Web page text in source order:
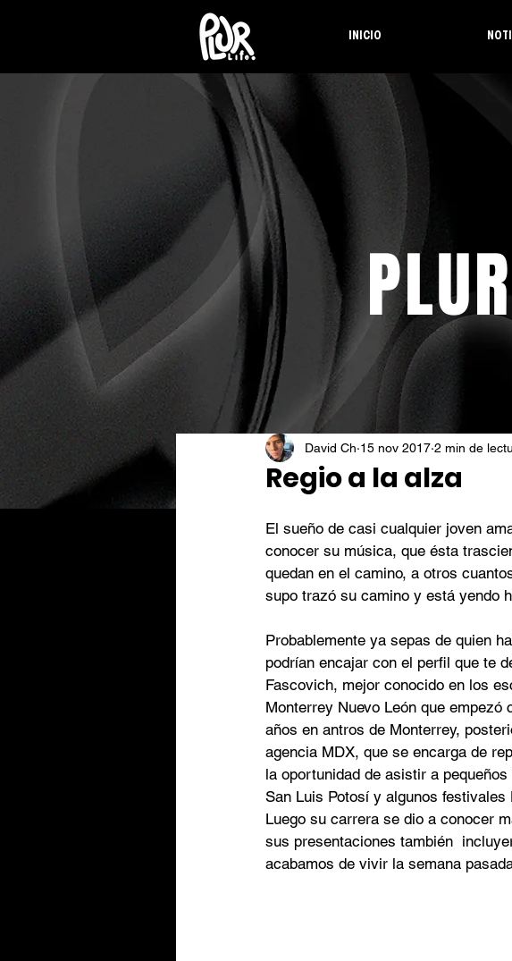
INICIO
Regio a la alza
David Ch 15 nov 2017 2 min de
El sueño de casi cualquier joven
conocer su música, que ésta
quedan en el camino, a otros
supo trazó su camino y está yendo
Probablemente ya sepas de quien
podrían encajar con el perfil que te
Fascovich, mejor conocido en los
Monterrey Nuevo León que
años en antros de Monterrey,
agencia MDX, que se encarga de
la oportunidad de asistir a
San Luis Potosí y algunos festivales
Luego su carrera se dio a conocer
sus presentaciones también
acabamos de vivir la semana